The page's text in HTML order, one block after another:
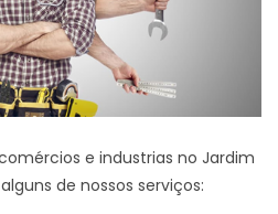
e industrias no Jardim
de nossos serviços: